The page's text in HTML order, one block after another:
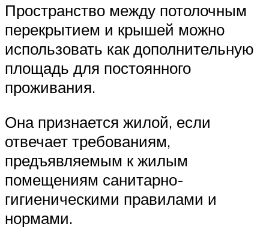
Пространство между потолочным
перекрытием и крышей можно
использовать как дополнительную
площадь для постоянного
проживания.
Она признается жилой, если
отвечает требованиям,
предъявляемым к жилым
помещениям санитарно-
гигиеническими правилами и
нормами.